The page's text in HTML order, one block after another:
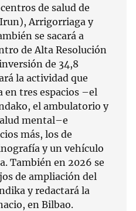
de salud de
Arrigorriaga y
se sacará a
de Alta Resolución
de 34,8
la actividad que
en tres espacios –el
el ambulatorio y
mental–e
más, los de
y un vehículo
También en 2026 se
de ampliación del
y redactará la
en Bilbao.